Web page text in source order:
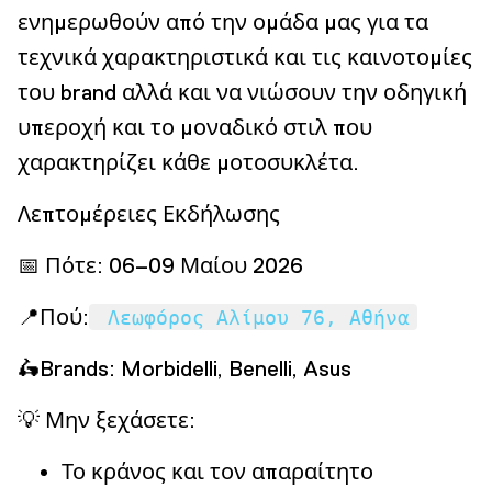
ενημερωθούν από την ομάδα μας για τα
τεχνικά χαρακτηριστικά και τις καινοτομίες
του brand αλλά και να νιώσουν την οδηγική
υπεροχή και το μοναδικό στιλ που
χαρακτηρίζει κάθε μοτοσυκλέτα.
Λεπτομέρειες Εκδήλωσης
📅 Πότε: 06–09 Μαίου 2026
📍Πού: Λεωφόρος Αλίμου 76, Αθήνα
🛵Brands: Morbidelli, Benelli, Asus
💡 Μην ξεχάσετε:
Το κράνος και τον απαραίτητο